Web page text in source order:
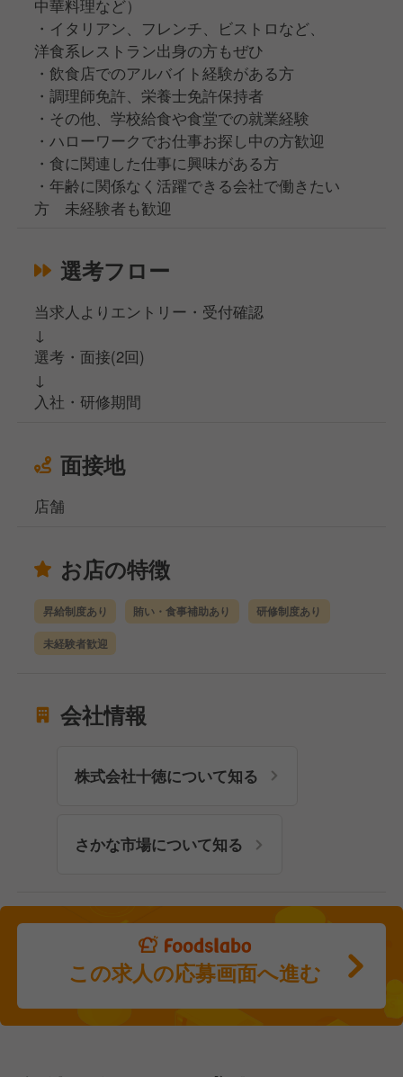
中華料理など）
・イタリアン、フレンチ、ビストロなど、
洋食系レストラン出身の方もぜひ
・飲食店でのアルバイト経験がある方
・調理師免許、栄養士免許保持者
・その他、学校給食や食堂での就業経験
・ハローワークでお仕事お探し中の方歓迎
・食に関連した仕事に興味がある方
・年齢に関係なく活躍できる会社で働きたい
方 未経験者も歓迎
選考フロー
当求人よりエントリー・受付確認
↓
選考・面接(2回)
↓
入社・研修期間
面接地
店舗
お店の特徴
昇給制度あり 賄い・食事補助あり 研修制度あり
未経験者歓迎
会社情報
株式会社十徳について知る
さかな市場について知る
この求人の応募画面へ進む